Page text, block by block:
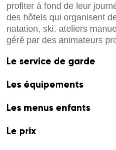
profiter à fond de leur
des hôtels qui organisent
natation, ski, ateliers
géré par des animateurs
Le service de garde
Les équipements
Les menus enfants
Le prix